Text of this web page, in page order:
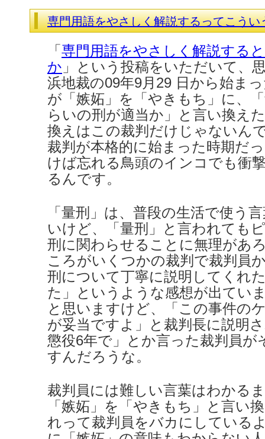
専門用語をやさしく解説するってこうい
「 専門用語をやさしく解説する
か 」という投稿をいただいて、
浜地裁の09年9月29 日から始ま
が「嫉妬」を「やきもち」に、
らいの刑が適当か」と言い換え
換えはこの裁判だけじゃないん
裁判が本格的に始まった時期だ
けば忘れる鳥頭のインコでも衝
るんです。
「量刑」は、普段の生活で使う
いけど、「量刑」と言われても
刑に関わらせることに無理があ
ころがいくつかの裁判で裁判員
刑について丁寧に説明してくれ
た」というような感想が出てい
と思いますけど、「この事件の
が妥当ですよ」と裁判長に説明
懲役6年で」とか言った裁判員が
すんだろうな。
裁判員には難しい言葉はわかる
「嫉妬」を「やきもち」と言い
れって裁判員をバカにしている